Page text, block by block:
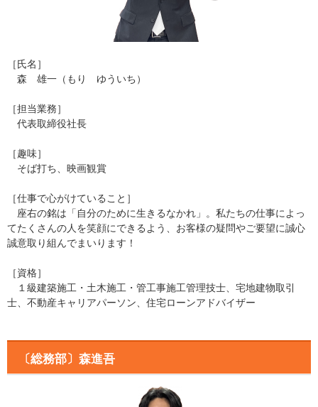
［氏名］
森 雄一（もり ゆういち）
［担当業務］
代表取締役社長
［趣味］
そば打ち、映画観賞
［仕事で心がけていること］
座右の銘は「自分のために生きるなかれ」。私たちの仕事によっ
てたくさんの人を笑顔にできるよう、お客様の疑問やご要望に誠心
誠意取り組んでまいります！
［資格］
１級建築施工・土木施工・管工事施工管理技士、宅地建物取引
士、不動産キャリアパーソン、住宅ローンアドバイザー
〔総務部〕森進吾